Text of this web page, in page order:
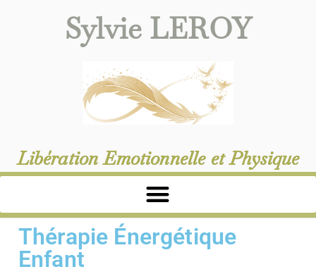
Sylvie LEROY
Libération Emotionnelle et Physique
Thérapie Énergétique
Enfant